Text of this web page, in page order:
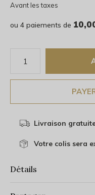
Avant les taxes
ou 4 paiements de
Livraison
Votre colis sera
Détails